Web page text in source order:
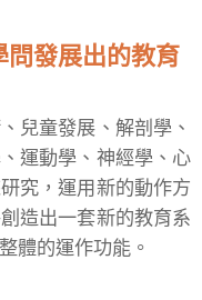
發展出的教育
兒童發展、解剖學、
運動學、神經學、心
究，運用新的動作方
造出一套新的教育系
體的運作功能。